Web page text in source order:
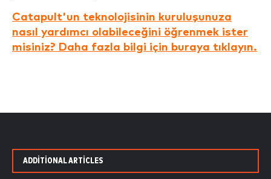
Catapult'un teknolojisinin kuruluşunuza
nasıl yardımcı olabileceğini öğrenmek ister
misiniz? Daha fazla bilgi için buraya tıklayın.
ADDITIONAL ARTICLES